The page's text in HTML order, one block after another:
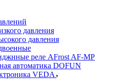
давления
давления
реле AFrost AF-MP
автоматика DOFUN
VEDA